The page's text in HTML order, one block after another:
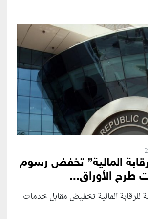
المالية” تخفض رسوم
الأوراق...
للرقابة المالية تخفيض مقابل خدمات